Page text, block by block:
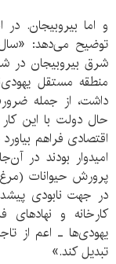
و اما بیروبیجان. در
شرق بیروبیجان در
منطقه مستقل
داشت، از جمله
حال دولت با این
اقتصادی فراهم
امیدوار بودند در
پرورش حیوانات
در جهت نابودی
کارخانه و
یهودی‌ها ـ اعم از
تبدیل کند.»